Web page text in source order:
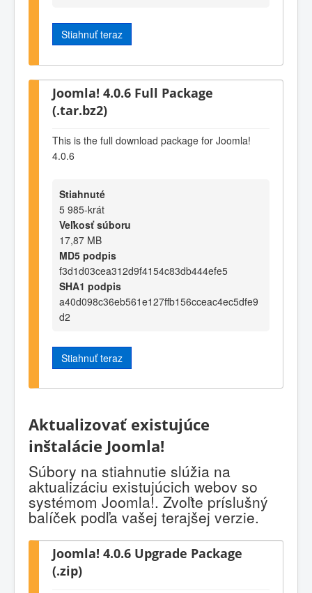
Stiahnuť teraz
Joomla! 4.0.6 Full Package
(.tar.bz2)
This is the full download package for Joomla!
4.0.6
Stiahnuté
5 985-krát
Veľkosť súboru
17,87 MB
MD5 podpis
f3d1d03cea312d9f4154c83db444efe5
SHA1 podpis
a40d098c36eb561e127ffb156cceac4ec5dfe9
d2
Stiahnuť teraz
Aktualizovať existujúce
inštalácie Joomla!
Súbory na stiahnutie slúžia na
aktualizáciu existujúcich webov so
systémom Joomla!. Zvoľte príslušný
balíček podľa vašej terajšej verzie.
Joomla! 4.0.6 Upgrade Package
(.zip)